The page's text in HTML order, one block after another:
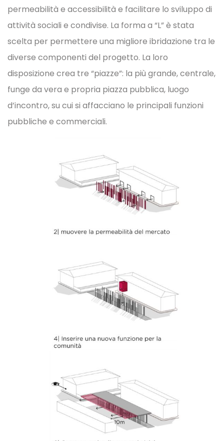
permeabilità e accessibilità e facilitare lo sviluppo di
attività sociali e condivise. La forma a “L” è stata
scelta per permettere una migliore ibridazione tra le
diverse componenti del progetto. La loro
disposizione crea tre “piazze”: la più grande, centrale,
funge da vera e propria piazza pubblica, luogo
d’incontro, su cui si affacciano le principali funzioni
pubbliche e commerciali.